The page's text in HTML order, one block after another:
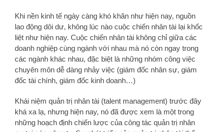
Khi nền kinh tế ngày càng khó khăn như hiện nay, nguồn
lao động dôi dư, không lúc nào cuộc chiến nhân tài lại khốc
liệt như hiện nay. Cuộc chiến nhân tài không chỉ giữa các
doanh nghiệp cùng ngành với nhau mà nó còn ngay trong
các ngành khác nhau, đặc biệt là những nhóm công việc
chuyên môn dễ dàng nhảy việc (giám đốc nhân sự, giám
đốc tài chính, giám đốc kinh doanh…)
Khái niệm quản trị nhân tài (talent management) trước đây
khá xa lạ, nhưng hiện nay, nó đã được xem là một trong
những hoạch định chiến lược của công tác quản trị nhân